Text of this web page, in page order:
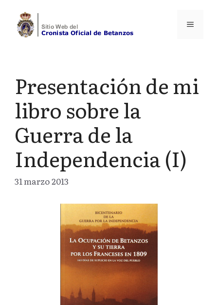
contenido
Menú
Presentación de mi
libro sobre la
Guerra de la
Independencia (I)
31 marzo 2013